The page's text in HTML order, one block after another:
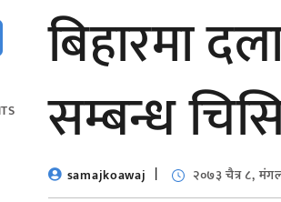
बिहारमा
सम्बन्ध
samajkoawaj २०७३ चैत्र ८,